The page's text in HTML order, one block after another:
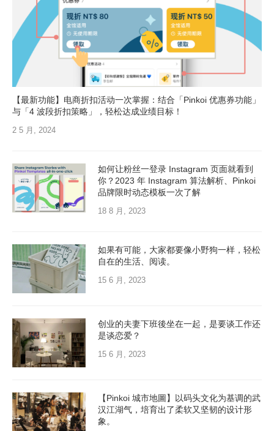
【最新功能】电商折扣活动一次掌握：结合「Pinkoi 优惠券功能」
与「4 波段折扣策略」，轻松达成业绩目标！
2 5 月, 2024
如何让粉丝一登录 Instagram 页面就看到
你？2023 年 Instagram 算法解析、Pinkoi
品牌限时动态模板一次了解
18 8 月, 2023
如果有可能，大家都要像小野狗一样，轻松
自在的生活、阅读。
15 6 月, 2023
创业的夫妻下班後坐在一起，是要谈工作还
是谈恋爱？
15 6 月, 2023
【Pinkoi 城市地圖】以码头文化为基调的武
汉江湖气，培育出了柔软又坚韧的设计形
象。